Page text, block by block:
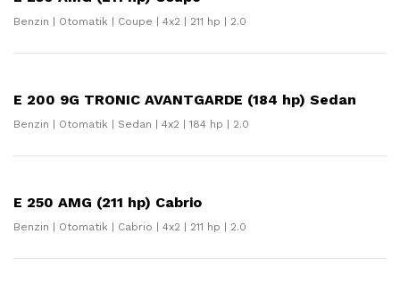
Benzin | Otomatik | Coupe | 4x2 | 211 hp | 2.0
E 200 9G TRONIC AVANTGARDE (184 hp) Sedan
Benzin | Otomatik | Sedan | 4x2 | 184 hp | 2.0
E 250 AMG (211 hp) Cabrio
Benzin | Otomatik | Cabrio | 4x2 | 211 hp | 2.0